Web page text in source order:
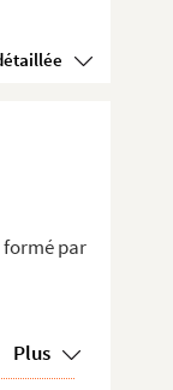
la présentation détaillée
par
Plus